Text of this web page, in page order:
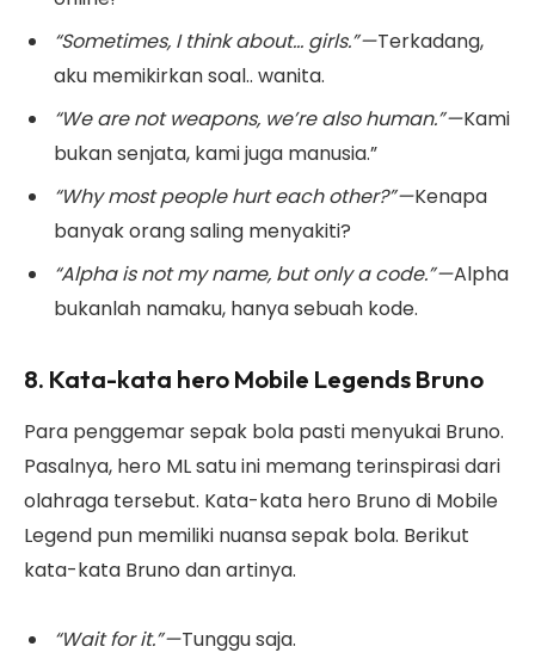
“Sometimes, I think about… girls.” —Terkadang,
aku memikirkan soal.. wanita.
“We are not weapons, we’re also human.” —Kami
bukan senjata, kami juga manusia.”
“Why most people hurt each other?” —Kenapa
banyak orang saling menyakiti?
“Alpha is not my name, but only a code.” —Alpha
bukanlah namaku, hanya sebuah kode.
8. Kata-kata hero Mobile Legends Bruno
Para penggemar sepak bola pasti menyukai Bruno.
Pasalnya, hero ML satu ini memang terinspirasi dari
olahraga tersebut. Kata-kata hero Bruno di Mobile
Legend pun memiliki nuansa sepak bola. Berikut
kata-kata Bruno dan artinya.
“Wait for it.” —Tunggu saja.